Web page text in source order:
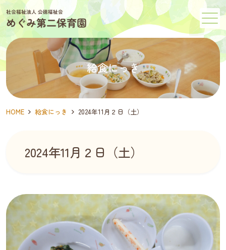
メニュー
給食にっき
HOME 給食にっき 2024年11月２日（土）
2024年11月２日（土）